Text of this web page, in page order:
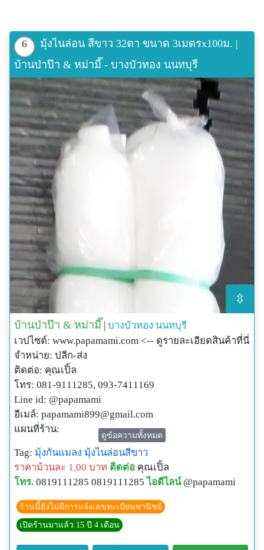
6
มุ้งไนล่อน สีขาว 32ตา ขนาด 3เมตรx100ม. |
บ้านป่าป๊า & หม่ามี๊ - บางบัวทอง นนทบุรี
⇳
บ้านป่าป๊า & หม่ามี๊ บางบัวทอง นนทบุรี
เวปไซต์: www.papamami.com <-- ดูรายละเอียดสินค้าที่นี่
จำหน่าย: ปลีก-ส่ง
ติดต่อ: คุณเปิ้ล
โทร: 081-9111285, 093-7411169
Line id: @papamami
อีเมล์: papamami899@gmail.com
แผนที่ร้าน:
http://www.papamami.com/index.phplay=show&ac=arti
cle&Id=539360476
พิกัดGPSของร้าน:
N13o54' 12.3"
E100o24' 27.8"
ดูข้อความทั้งหมด
Tag: มุ้งกันแมลง มุ้งไนล่อนสีขาว
ราคาม้วนละ 1.00 บาท ติดต่อ คุณเปิ้ล
โทร. 0819111285 0819111285 ไอดีไลน์ @papamami
ร้านนี้ยังไม่มีการแจ้งเลขทะเบียนพานิชย์
เปิดร้านมาแล้ว 15 ปี 4 เดือน